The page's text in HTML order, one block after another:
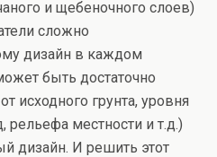
и щебеночного слоев)
сложно
дизайн в каждом
быть достаточно
исходного грунта, уровня
рельефа местности и т.д.)
дизайн. И решить этот